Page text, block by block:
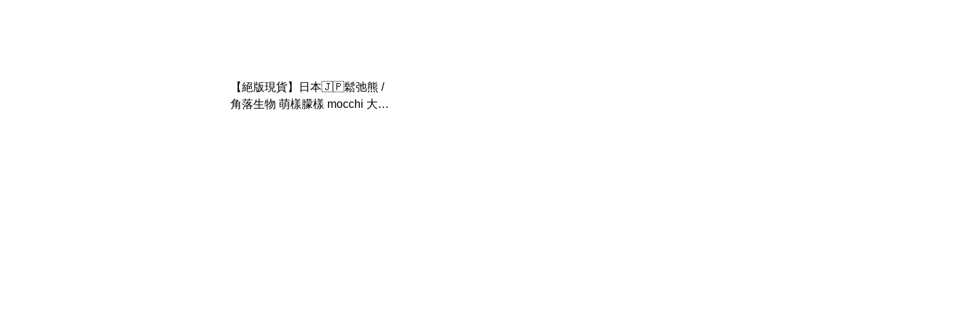
【絕版現貨】日本🇯🇵鬆弛熊 /
角落生物 萌樣朦樣 mocchi 大公